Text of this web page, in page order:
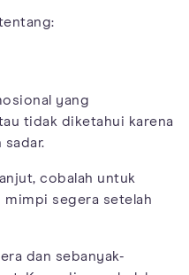
yang
tidak diketahui karena
cobalah untuk
mimpi segera setelah
dan sebanyak-